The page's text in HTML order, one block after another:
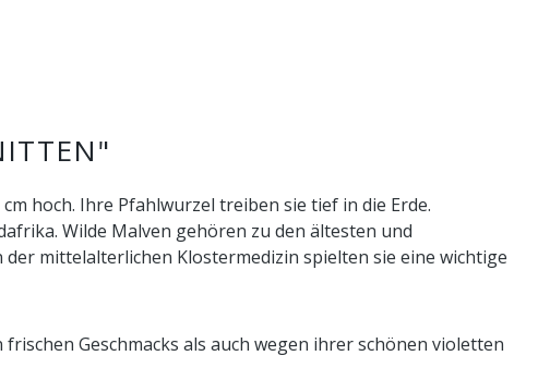
hoch. Ihre Pfahlwurzel treiben sie tief in die Erde.
Wilde Malven gehören zu den ältesten und
mittelalterlichen Klostermedizin spielten sie eine wichtige
Geschmacks als auch wegen ihrer schönen violetten